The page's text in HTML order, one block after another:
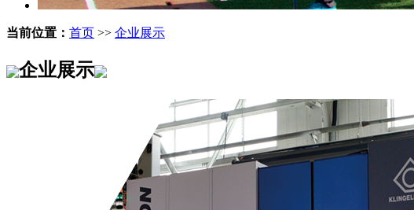
当前位置： 首页 >> 企业展示
企业展示